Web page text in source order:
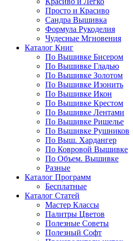
Просто и Красиво
Сандра Вышивка
Формула Рукоделия
Чудесные Мгновения
Каталог Книг
По Вышивке Бисером
По Вышивке Гладью
По Вышивке Золотом
По Вышивке Изонить
По Вышивке Икон
По Вышивке Крестом
По Вышивке Лентами
По Вышивке Ришелье
По Вышивке Рушников
По Выш. Хардангер
По Ковровой Вышивке
По Объем. Вышивке
Разные
Каталог Программ
Бесплатные
Каталог Статей
Мастер Классы
Палитры Цветов
Полезные Советы
Полезный Софт